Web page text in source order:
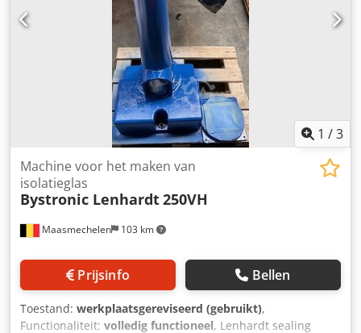
1 /3
Maasmechelen 103 km
Machine voor het maken van
isolatieglas
Bystronic Lenhardt250VH
Prijsinfo Bellen
Toestand: werkplaatsgereviseerd (gebruikt),
Functionaliteit: volledig functioneel, Lenhardt sealing